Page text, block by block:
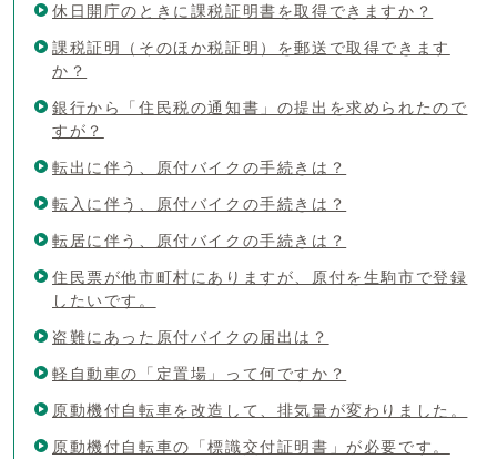
休日開庁のときに課税証明書を取得できますか？
課税証明（そのほか税証明）を郵送で取得できます
か？
銀行から「住民税の通知書」の提出を求められたので
すが？
転出に伴う、原付バイクの手続きは？
転入に伴う、原付バイクの手続きは？
転居に伴う、原付バイクの手続きは？
住民票が他市町村にありますが、原付を生駒市で登録
したいです。
盗難にあった原付バイクの届出は？
軽自動車の「定置場」って何ですか？
原動機付自転車を改造して、排気量が変わりました。
原動機付自転車の「標識交付証明書」が必要です。